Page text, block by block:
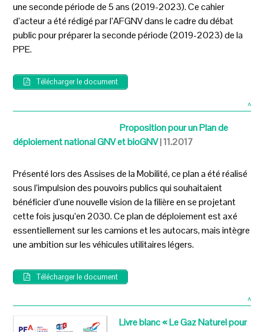
une seconde période de 5 ans (2019-2023). Ce cahier
d’acteur a été rédigé par l’AFGNV dans le cadre du débat
public pour préparer la seconde période (2019-2023) de la
PPE.
Télécharger le document
^
Proposition pour un Plan de
déploiement national GNV et bioGNV| 11.2017
Présenté lors des Assises de la Mobilité, ce plan a été réalisé
sous l’impulsion des pouvoirs publics qui souhaitaient
bénéficier d’une nouvelle vision de la filière en se projetant
cette fois jusqu’en 2030. Ce plan de déploiement est axé
essentiellement sur les camions et les autocars, mais intègre
une ambition sur les véhicules utilitaires légers.
Télécharger le document
^
Livre blanc « Le Gaz Naturel pour